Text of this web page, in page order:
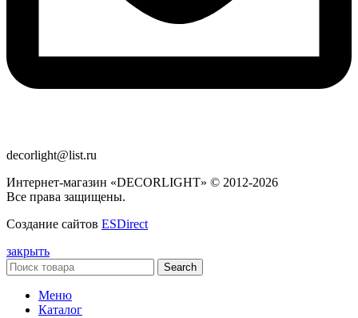
decorlight@list.ru
Интернет-магазин «DECORLIGHT» © 2012-2026
Все права защищены.
Создание сайтов ESDirect
закрыть
Search
Меню
Каталог